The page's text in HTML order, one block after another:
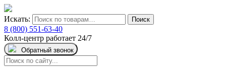
Искать: Поиск
8 (800) 551-63-40
Колл-центр работает 24/7
Обратный звонок